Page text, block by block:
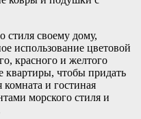
стиля своему дому,
использование цветовой
красного и желтого
квартиры, чтобы придать
и гостиная
морского стиля и